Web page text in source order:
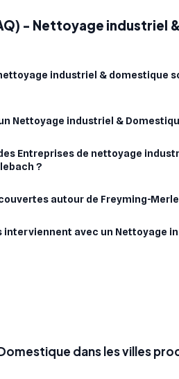
- Nettoyage industriel
industriel & domestique
Nettoyage industriel &
Entreprises de nettoyage
?
autour de Freyming-
interviennent avec un Nettoyage
dans les villes